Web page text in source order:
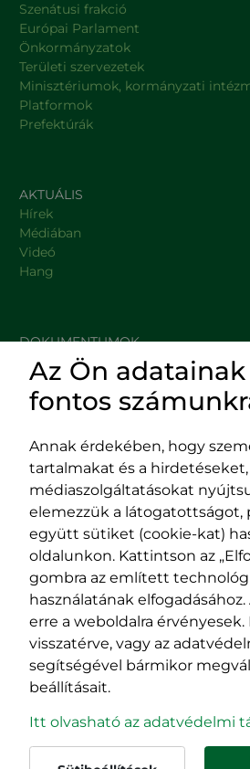
Szenátusi frakció
Európai Parlament
Önkormányzatok
Területi szervezetek
Minisztériumok, kormányzati
Platformok
Prefektúrák
AKTUÁLIS
Hírek
Médiában
Videó
Hang
DOKUMENTUMOK
HASZNOS LINKEK
Impresszum
Adatvédelmi
EPP program
400029 Kolozsvár,
Fürdő (Card. Iuliu Hossu) utca, 41.
szám
tel/fax:0723 250 321
email:office@rmdsz.ro
Az Ön
fontos
Annak érdekében, hogy
tartalmakat és a hirdetéseket,
médiaszolgáltatásokat
elemezzük a látogatottságot,
együtt sütiket (cookie-kat)
oldalunkon. Kattintson az
gombra az említett
használatának elfogadásához.
erre a weboldalra
visszatérve, vagy az
segítségével bármikor
beállításait.
Itt olvasható az adatvédelmi